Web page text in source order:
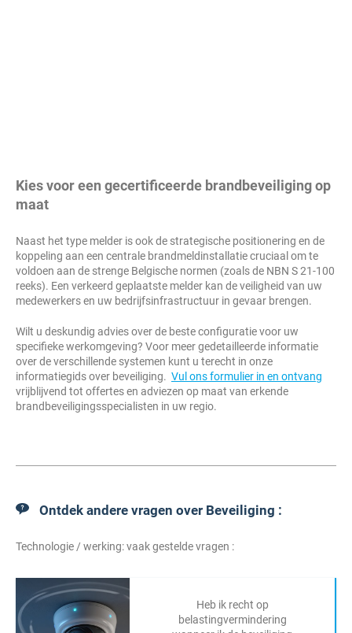
Kies voor een gecertificeerde brandbeveiliging op
maat
Naast het type melder is ook de strategische positionering en de
koppeling aan een centrale brandmeldinstallatie cruciaal om te
voldoen aan de strenge Belgische normen (zoals de NBN S 21-100
reeks). Een verkeerd geplaatste melder kan de veiligheid van uw
medewerkers en uw bedrijfsinfrastructuur in gevaar brengen.
Wilt u deskundig advies over de beste configuratie voor uw
specifieke werkomgeving? Voor meer gedetailleerde informatie
over de verschillende systemen kunt u terecht in onze
informatiegids over beveiliging. Vul ons formulier in en ontvang
vrijblijvend tot offertes en adviezen op maat van erkende
brandbeveiligingsspecialisten in uw regio.
Ontdek andere vragen over Beveiliging :
Technologie / werking: vaak gestelde vragen :
Heb ik recht op
belastingvermindering